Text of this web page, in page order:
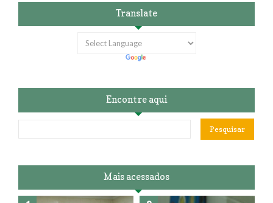
Translate
Encontre aqui
Mais acessados